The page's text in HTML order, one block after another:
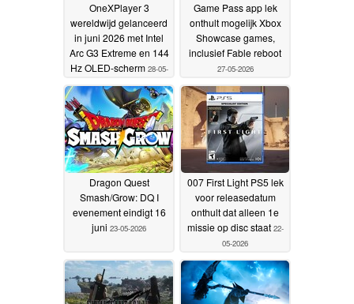
OneXPlayer 3
wereldwijd gelanceerd
in juni 2026 met Intel
Arc G3 Extreme en 144
Hz OLED-scherm 28-05-
2026
Game Pass app lek
onthult mogelijk Xbox
Showcase games,
inclusief Fable reboot
27-05-2026
Dragon Quest
Smash/Grow: DQ I
evenement eindigt 16
juni 23-05-2026
007 First Light PS5 lek
voor releasedatum
onthult dat alleen 1e
missie op disc staat 22-
05-2026